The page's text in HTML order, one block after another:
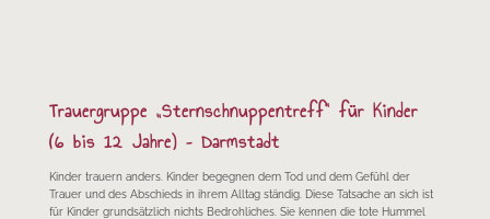
Trauergruppe „Sternschnuppentreff“ für Kinder
(6 bis 12 Jahre) – Darmstadt
Kinder trauern anders. Kinder begegnen dem Tod und dem Gefühl der
Trauer und des Abschieds in ihrem Alltag ständig. Diese Tatsache an sich ist
für Kinder grundsätzlich nichts Bedrohliches. Sie kennen die tote Hummel